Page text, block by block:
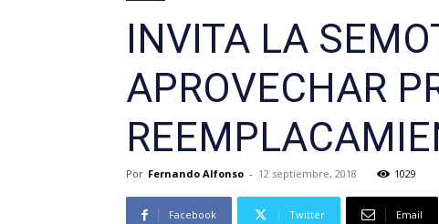
INVITA LA
APROVECHAR
Por Fernando Alfonso - 12 septiembre, 2018 1029
Facebook Twitter Email